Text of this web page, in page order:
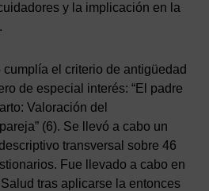
y la implicación en la
el criterio de antigüedad
de especial interés: “El padre
Valoración del
(6). Se llevó a cabo un
transversal sobre 46
Fue llevado a cabo en
tras aplicarse la entonces